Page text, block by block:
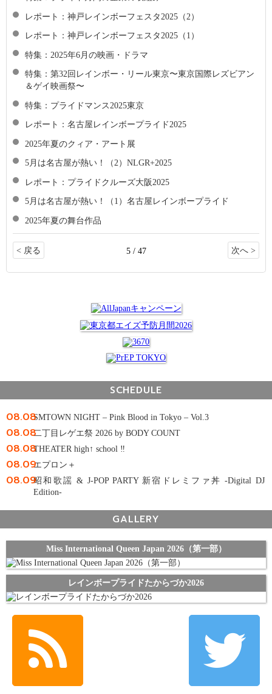
レポート：神戸レインボーフェスタ2025（2）
レポート：神戸レインボーフェスタ2025（1）
特集：2025年6月の映画・ドラマ
特集：第32回レインボー・リール東京〜東京国際レズビアン
＆ゲイ映画祭〜
特集：プライドマンス2025東京
レポート：名古屋レインボープライド2025
2025年夏のクィア・アート展
5月は名古屋が熱い！（2）NLGR+2025
レポート：プライドクルーズ大阪2025
5月は名古屋が熱い！（1）名古屋レインボープライド
2025年夏の舞台作品
< 戻る 5 / 47 次へ >
SCHEDULE
08.08SMTOWN NIGHT – Pink Blood in Tokyo – Vol.3
08.08二丁目レゲエ祭 2026 by BODY COUNT
08.08THEATER high↑ school ‼
08.09エプロン＋
08.09昭和歌謡 & J-POP PARTY 新宿ドレミファ丼 -Digital DJ
Edition-
GALLERY
Miss International Queen Japan 2026（第一部）
レインボープライドたからづか2026